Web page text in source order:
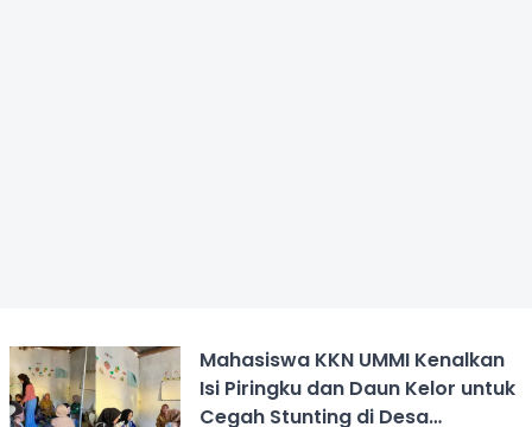
Mahasiswa KKN UMMI Kenalkan
Isi Piringku dan Daun Kelor untuk
Cegah Stunting di Desa